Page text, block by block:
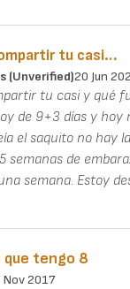
tu casi…
(unverified)20 Jun
tu casi y qué
de 9+3 días y hoy
el saquito no hay
semanas de
semana. Estoy
que tengo 8
Nov 2017